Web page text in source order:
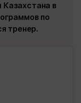
в
по
тренер.